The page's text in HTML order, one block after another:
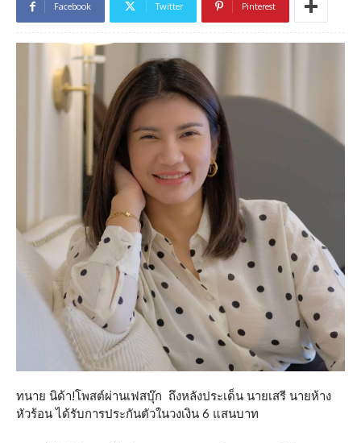
Facebook Twitter Pinterest
ทนาย นิด้า!โพสต์ผ่านเฟสบุ๊ก ถึงหลังประเด็น นายเสรี นายห้าง
หัวร้อน ได้รับการประกันตัวในวงเงิน 6 แสนบาท